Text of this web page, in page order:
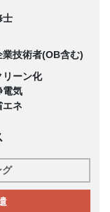
士
業技術者(OB含む)
リーン化
電気
エネ
グ